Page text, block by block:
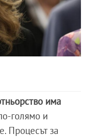
има
голямо и
Процесът за